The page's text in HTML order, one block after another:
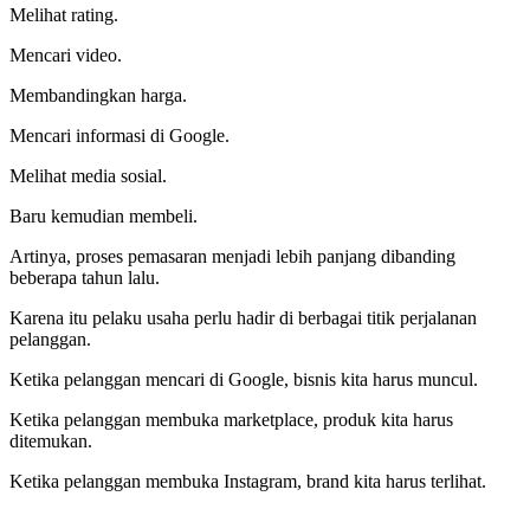
Melihat rating.
Mencari video.
Membandingkan harga.
Mencari informasi di Google.
Melihat media sosial.
Baru kemudian membeli.
Artinya, proses pemasaran menjadi lebih panjang dibanding
beberapa tahun lalu.
Karena itu pelaku usaha perlu hadir di berbagai titik perjalanan
pelanggan.
Ketika pelanggan mencari di Google, bisnis kita harus muncul.
Ketika pelanggan membuka marketplace, produk kita harus
ditemukan.
Ketika pelanggan membuka Instagram, brand kita harus terlihat.